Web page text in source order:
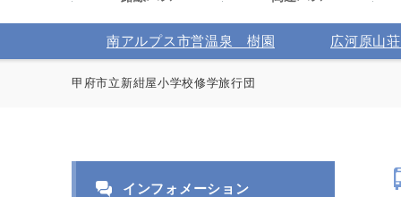
南アルプス市営温泉 樹園 広河原山荘
甲府市立新紺屋小学校修学旅行団
インフォメーション